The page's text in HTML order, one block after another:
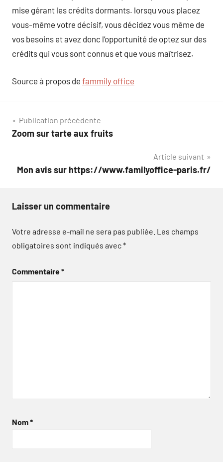
mise gérant les crédits dormants. lorsqu vous placez
vous-même votre décisif, vous décidez vous même de
vos besoins et avez donc l’opportunité de optez sur des
crédits qui vous sont connus et que vous maîtrisez.
Source à propos de fammily office
Navigation
de
Publication précédente
Zoom sur tarte aux fruits
Article suivant
Mon avis sur https://www.familyoffice-paris.fr/
Laisser un commentaire
Votre adresse e-mail ne sera pas publiée. Les champs
obligatoires sont indiqués avec*
Commentaire*
Nom*